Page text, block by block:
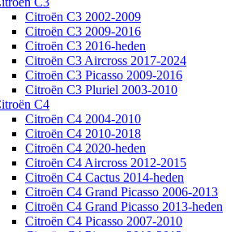
Citroën C3 2002-2009
Citroën C3 2009-2016
Citroën C3 2016-heden
Citroën C3 Aircross 2017-2024
Citroën C3 Picasso 2009-2016
Citroën C3 Pluriel 2003-2010
C4
Citroën C4 2004-2010
Citroën C4 2010-2018
Citroën C4 2020-heden
Citroën C4 Aircross 2012-2015
Citroën C4 Cactus 2014-heden
Citroën C4 Grand Picasso 2006-2013
Citroën C4 Grand Picasso 2013-heden
Citroën C4 Picasso 2007-2010